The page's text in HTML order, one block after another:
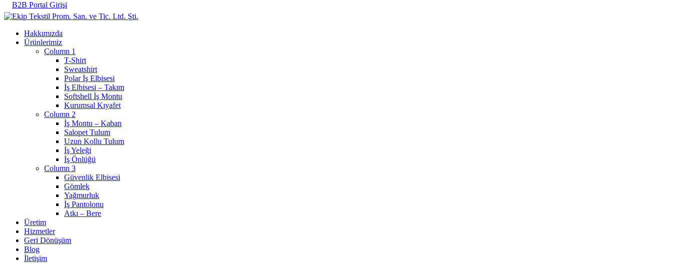
B2B Portal Girişi
Hakkımızda
Ürünlerimiz
Column 1
T-Shirt
Sweatshirt
Polar İş Elbisesi
İş Elbisesi – Takım
Softshell İş Montu
Kurumsal Kıyafet
Column 2
İş Montu – Kaban
Salopet Tulum
Uzun Kollu Tulum
İş Yeleği
İş Önlüğü
Column 3
Güvenlik Elbisesi
Gömlek
Yağmurluk
İş Pantolonu
Atkı – Bere
Üretim
Hizmetler
Geri Dönüşüm
Blog
İletişim